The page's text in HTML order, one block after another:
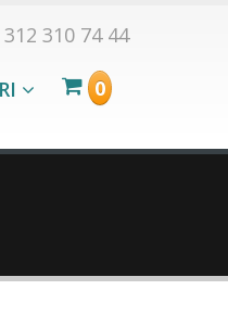
312 310 74 44
0